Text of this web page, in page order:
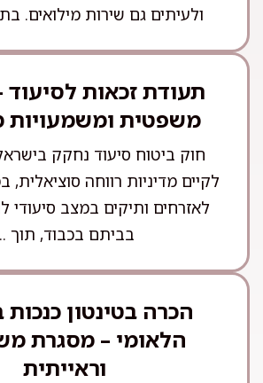
ולעיתים גם שירות מילואים.
תעודת זכאות
משפטית ומשמעויות
חוק ביטוח סיעוד נחקק
לקיים מדיניות רווחה
לאזרחים ותיקים במצב סיעודי
בביתם בכבוד, תוך
הכרה בטינטון כנכות
הלאומי – מסגרת
וראייתית